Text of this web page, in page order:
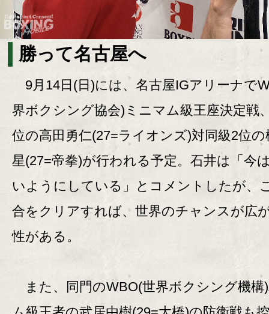
勝って名古屋へ
9月14日(日)には、名古屋IGアリーナで
界ボクシング協会)ミニマム級王座決定戦
位の高田勇仁(27=ライオンズ)対同級2位の
星(27=帝拳)が行われる予定。石井は「今
いようにしている」とコメントしたが、
合をクリアすれば、世界のチャンスが広
性がある。
また、同門のWBO(世界ボクシング機構